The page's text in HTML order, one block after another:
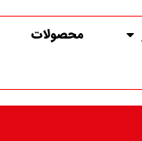
محصولات